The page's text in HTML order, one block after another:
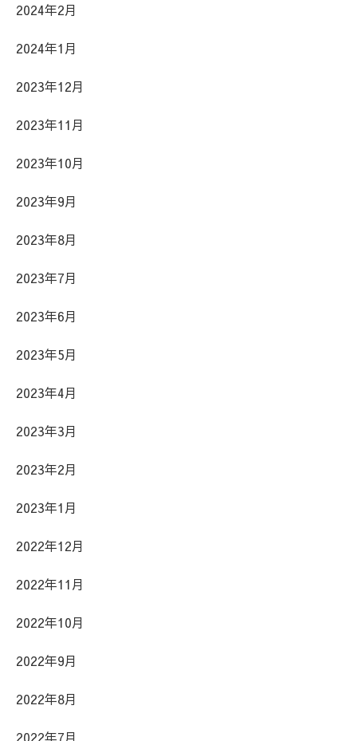
2024年2月
2024年1月
2023年12月
2023年11月
2023年10月
2023年9月
2023年8月
2023年7月
2023年6月
2023年5月
2023年4月
2023年3月
2023年2月
2023年1月
2022年12月
2022年11月
2022年10月
2022年9月
2022年8月
2022年7月